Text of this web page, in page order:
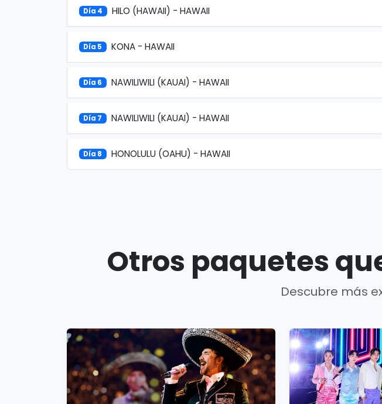
Día 4 HILO (HAWAII) - HAWAII
Día 5 KONA - HAWAII
Día 6 NAWILIWILI (KAUAI) - HAWAII
Día 7 NAWILIWILI (KAUAI) - HAWAII
Día 8 HONOLULU (OAHU) - HAWAII
Otros paquetes
Descubre más